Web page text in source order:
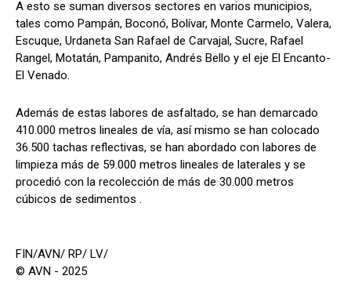
A esto se suman diversos sectores en varios municipios,
tales como Pampán, Boconó, Bolívar, Monte Carmelo, Valera,
Escuque, Urdaneta San Rafael de Carvajal, Sucre, Rafael
Rangel, Motatán, Pampanito, Andrés Bello y el eje El Encanto-
El Venado.
Además de estas labores de asfaltado, se han demarcado
410.000 metros lineales de vía, así mismo se han colocado
36.500 tachas reflectivas, se han abordado con labores de
limpieza más de 59.000 metros lineales de laterales y se
procedió con la recolección de más de 30.000 metros
cúbicos de sedimentos .
FIN/AVN/ RP/ LV/
© AVN - 2025